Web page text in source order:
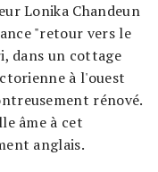
Lonika Chandeun
"retour vers le
dans un cottage
à l'ouest
rénové.
âme à cet
anglais.